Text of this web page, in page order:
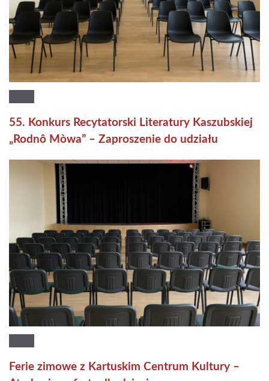
55. Konkurs Recytatorski Literatury Kaszubskiej
„Rodnô Mòwa” – Zaproszenie do udziału
Ferie zimowe z Kartuskim Centrum Kultury –